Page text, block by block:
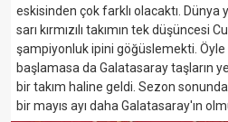
eskisinden çok farklı olacaktı. Dünya
sarı kırmızılı takımın tek düşüncesi
şampiyonluk ipini göğüslemekti. Öyle
başlamasa da Galatasaray taşların
bir takım haline geldi. Sezon sonunda
bir mayıs ayı daha Galatasaray'ın